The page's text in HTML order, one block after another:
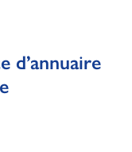
d’annuaire